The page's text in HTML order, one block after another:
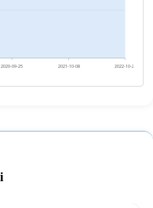
2020-09-25 2021-10-08 2022-10-20